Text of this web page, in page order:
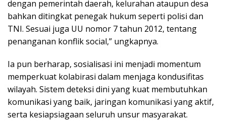
dengan pemerintah daerah, kelurahan ataupun desa
bahkan ditingkat penegak hukum seperti polisi dan
TNI. Sesuai juga UU nomor 7 tahun 2012, tentang
penanganan konflik social,” ungkapnya.
Ia pun berharap, sosialisasi ini menjadi momentum
memperkuat kolabirasi dalam menjaga kondusifitas
wilayah. Sistem deteksi dini yang kuat membutuhkan
komunikasi yang baik, jaringan komunikasi yang aktif,
serta kesiapsiagaan seluruh unsur masyarakat.